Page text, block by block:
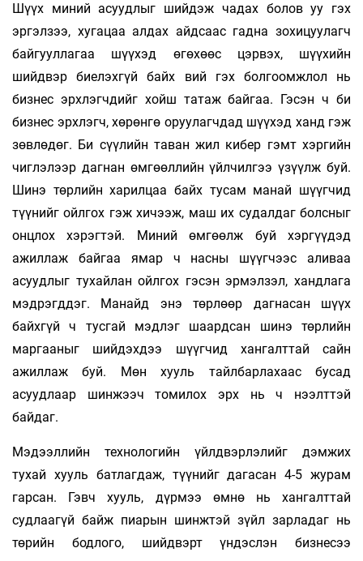
Шүүх миний асуудлыг шийдэж чадах болов уу гэх
эргэлзээ, хугацаа алдах айдсаас гадна зохицуулагч
байгууллагаа шүүхэд өгөхөөс цэрвэх, шүүхийн
шийдвэр бие­лэхгүй байх вий гэх болгоомжлол нь
бизнес эрхлэгчдийг хойш татаж байгаа. Гэсэн ч би
бизнес эрхлэгч, хөрөнгө оруулагчдад шүүхэд ханд гэж
зөвлөдөг. Би сүүлийн таван жил кибер гэмт хэргийн
чиглэлээр дагнан өмгөөллийн үйлчилгээ үзүүлж буй.
Шинэ төрлийн харилцаа байх тусам манай шүүгчид
түүнийг ойлгох гэж хичээж, маш их судалдаг болсныг
онцлох хэрэгтэй. Миний өмгөөлж буй хэргүүдэд
ажиллаж байгаа ямар ч насны шүүгчээс аливаа
асуудлыг тухайлан ойлгох гэсэн эрмэлзэл, хандлага
мэдрэгддэг. Манайд энэ төрлөөр дагнасан шүүх
байхгүй ч тусгай мэдлэг шаардсан шинэ төрлийн
маргааныг шийдэхдээ шүүгчид хангалттай сайн
ажиллаж буй. Мөн хууль тайлбарлахаас бусад
асуудлаар шинжээч томилох эрх нь ч нээлттэй
байдаг.
Мэдээллийн технологийн үйлдвэрлэлийг дэмжих
тухай хууль батлагдаж, түүнийг дагасан 4-5 журам
гарсан. Гэвч хууль, дүрмээ өмнө нь хангалттай
судлаагүй байж пиарын шинжтэй зүйл зарладаг нь
төрийн бодлого, шийдвэрт үндэслэн бизнесээ